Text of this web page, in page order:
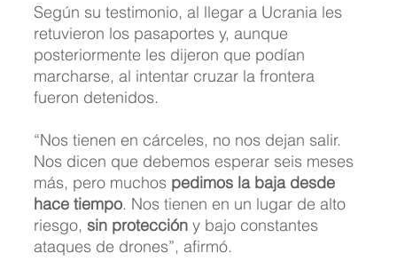
Según su testimonio, al llegar a Ucrania les
retuvieron los pasaportes y, aunque
posteriormente les dijeron que podían
marcharse, al intentar cruzar la frontera
fueron detenidos.
“Nos tienen en cárceles, no nos dejan salir.
Nos dicen que debemos esperar seis meses
más, pero muchos pedimos la baja desde
hace tiempo. Nos tienen en un lugar de alto
riesgo, sin protección y bajo constantes
ataques de drones”, afirmó.